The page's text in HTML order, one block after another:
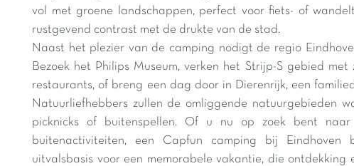
vol met groene landschappen, perfect voor fiets- of
rustgevend contrast met de drukte van de stad.
Naast het plezier van de camping nodigt de regio
Bezoek het Philips Museum, verken het Strijp-S gebied met
restaurants, of breng een dag door in Dierenrijk, een
Natuurliefhebbers zullen de omliggende natuurgebieden
picknicks of buitenspellen. Of u nu op zoek bent naar
buitenactiviteiten, een Capfun camping bij
uitvalsbasis voor een memorabele vakantie, die ontdekking